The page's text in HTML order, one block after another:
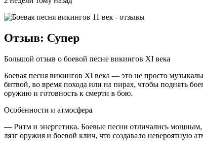
Отзыв: Супер
Большой отзыв о боевой песне викингов XI века
Боевая песня викингов XI века — это не просто
битвой, во время похода или на пирах, чтобы поднять
оружию и готовность к смерти в бою.
Особенности и атмосфера
— Ритм и энергетика. Боевые песни отличались
лязг оружия и боевой клич, что создавало невероятную